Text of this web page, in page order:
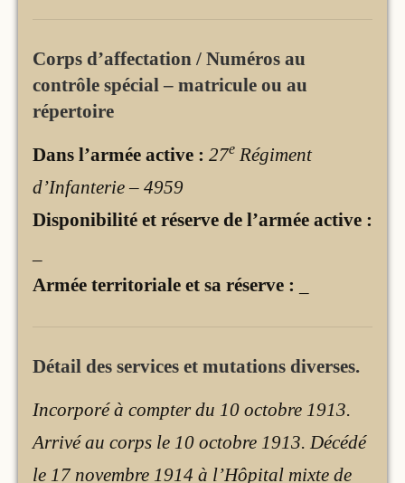
Corps d’affectation / Numéros au
contrôle spécial – matricule ou au
répertoire
Dans l’armée active : 27e Régiment
d’Infanterie – 4959
Disponibilité et réserve de l’armée active :
Armée territoriale et sa réserve :
Détail des services et mutations diverses.
Incorporé à compter du 10 octobre 1913.
Arrivé au corps le 10 octobre 1913. Décédé
le 17 novembre 1914 à l’Hôpital mixte de